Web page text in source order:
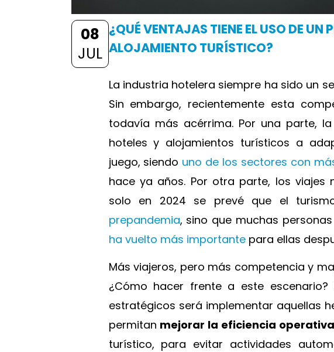
08
JUL
¿QUÉ VENTAJAS TIENE EL USO DE UN
ALOJAMIENTO TURÍSTICO?
La industria hotelera siempre ha sido un
Sin embargo, recientemente esta
todavía más acérrima. Por una parte,
hoteles y alojamientos turísticos a
juego, siendo uno de los sectores con
hace ya años. Por otra parte, los viajes
solo en 2024 se prevé que el
prepandemia, sino que muchas
ha vuelto más importantepara ellas
Más viajeros, pero más competencia y
¿Cómo hacer frente a este
estratégicos será implementar aquellas
permitan mejorar la eficiencia operativa
turístico, para evitar actividades